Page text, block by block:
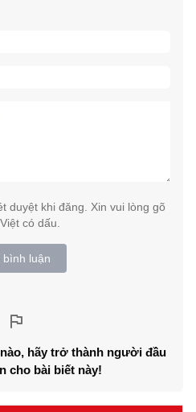
duyệt khi đăng. Xin vui lòng gõ
có dấu.
bình luận
hãy trở thành người đầu
cho bài biết này!